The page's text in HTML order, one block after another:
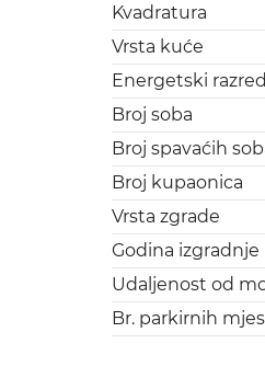
Kvadratura
Vrsta kuće
Energetski razred
Broj soba
Broj spavaćih
Broj kupaonica
Vrsta zgrade
Godina izgradnje
Udaljenost od
Br. parkirnih